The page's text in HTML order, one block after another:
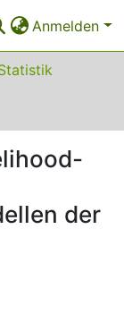
Anmelden
der